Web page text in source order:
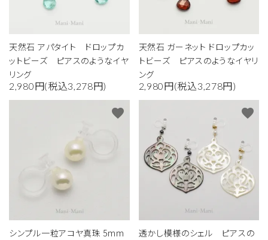
天然石 アパタイト ドロップカ
ットビーズ ピアスのようなイヤ
リング
2,980円(税込3,278円)
天然石 ガーネット ドロップカッ
トビーズ ピアスのようなイヤリ
ング
2,980円(税込3,278円)
シンプル一粒アコヤ真珠 5mm
favorite
透かし模様のシェル ピアスの
favorite